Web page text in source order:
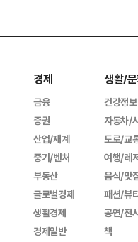
경제
금융
증권
산업/재계
중기/벤처
부동산
글로벌경제
생활경제
경제일반
생활/
건강정보
자동차/
도로/교
여행/레
음식/맛
패션/뷰
공연/전
책